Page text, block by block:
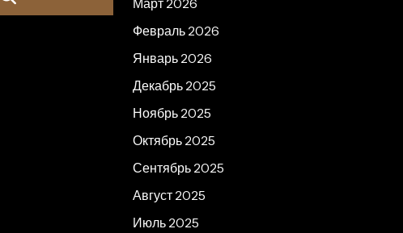
Февраль 2026
Январь 2026
Декабрь 2025
Ноябрь 2025
Октябрь 2025
Сентябрь 2025
Август 2025
Июль 2025